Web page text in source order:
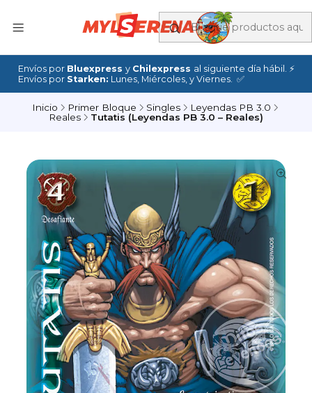
Envíos por Bluexpress y Chilexpress al siguiente día hábil. ⚡
Envíos por Starken: Lunes, Miércoles, y Viernes. ✅
Inicio Primer Bloque Singles
Leyendas PB 3.0
Reales
Tutatis (Leyendas PB 3.0 – Reales)